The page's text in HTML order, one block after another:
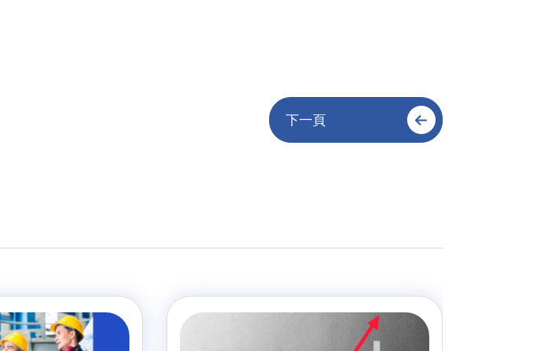
下一頁